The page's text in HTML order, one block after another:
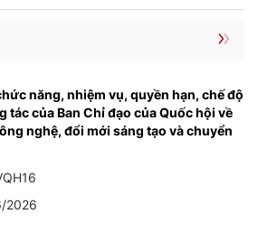
năng, nhiệm vụ, quyền hạn, chế độ
tác của Ban Chỉ đạo của Quốc hội về
nghệ, đổi mới sáng tạo và chuyển
2026